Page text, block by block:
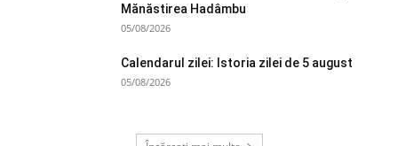
Mănăstirea Hadâmbu
05/08/2026
Calendarul zilei: Istoria zilei de 5 august
05/08/2026